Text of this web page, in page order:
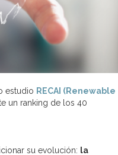
estudio RECAI (Renewable
un ranking de los 40
su evolución: la